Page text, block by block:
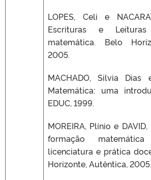
LOPES, Celi e
Escrituras e
matemática. Belo
2005.
MACHADO, Silvia Dias
Matemática: uma
EDUC, 1999.
MOREIRA, Plínio e
formação
licenciatura e prática
Horizonte, Autêntica, 2005.